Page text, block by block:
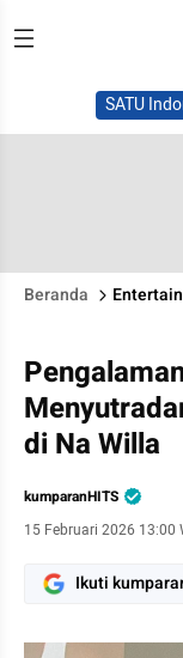
SATU
Beranda
di Na Willa
kumparanHITS
15 Februari 2026 13:00
Ikuti